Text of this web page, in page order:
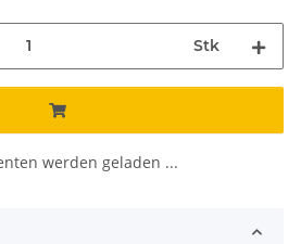
Stk
werden geladen ...